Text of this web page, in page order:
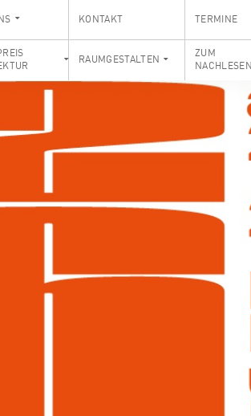
KONTAKT TERMINE
RAUMGESTALTEN
ZUM
NACHLESEN